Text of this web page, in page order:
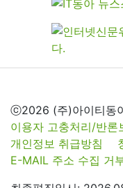
ⓒ2026 (주)아이티동
이용자 고충처리/반론
개인정보 취급방침
E-MAIL 주소 수집 거